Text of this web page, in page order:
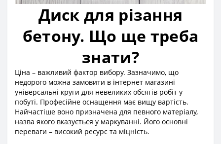
Диск для різання
бетону. Що ще треба
знати?
Ціна – важливий фактор вибору. Зазначимо, що
недорого можна замовити в інтернет магазині
універсальні круги для невеликих обсягів робіт у
побуті. Професійне оснащення має вищу вартість.
Найчастіше воно призначена для певного матеріалу,
назва якого вказується у маркуванні. Його основні
переваги – високий ресурс та міцність.